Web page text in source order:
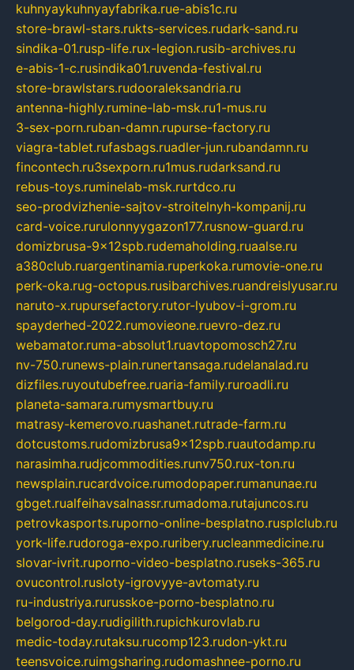
kuhnyaykuhnyayfabrika.rue-abis1c.ru
store-brawl-stars.rukts-services.rudark-sand.ru
sindika-01.rusp-life.rux-legion.rusib-archives.ru
e-abis-1-c.rusindika01.ruvenda-festival.ru
store-brawlstars.rudooraleksandria.ru
antenna-highly.rumine-lab-msk.ru1-mus.ru
3-sex-porn.ruban-damn.rupurse-factory.ru
viagra-tablet.rufasbags.ruadler-jun.rubandamn.ru
fincontech.ru3sexporn.ru1mus.rudarksand.ru
rebus-toys.ruminelab-msk.rurtdco.ru
seo-prodvizhenie-sajtov-stroitelnyh-kompanij.ru
card-voice.rurulonnyygazon177.rusnow-guard.ru
domizbrusa-9x12spb.rudemaholding.ruaalse.ru
a380club.ruargentinamia.ruperkoka.rumovie-one.ru
perk-oka.rug-octopus.rusibarchives.ruandreislyusar.ru
naruto-x.rupursefactory.rutor-lyubov-i-grom.ru
spayderhed-2022.rumovieone.ruevro-dez.ru
webamator.ruma-absolut1.ruavtopomosch27.ru
nv-750.runews-plain.runertansaga.rudelanalad.ru
dizfiles.ruyoutubefree.ruaria-family.ruroadli.ru
planeta-samara.rumysmartbuy.ru
matrasy-kemerovo.ruashanet.rutrade-farm.ru
dotcustoms.rudomizbrusa9x12spb.ruautodamp.ru
narasimha.rudjcommodities.runv750.rux-ton.ru
newsplain.rucardvoice.rumodopaper.rumanunae.ru
gbget.rualfeihavsalnassr.rumadoma.rutajuncos.ru
petrovkasports.ruporno-online-besplatno.rusplclub.ru
york-life.rudoroga-expo.ruribery.rucleanmedicine.ru
slovar-ivrit.ruporno-video-besplatno.ruseks-365.ru
ovucontrol.rusloty-igrovyye-avtomaty.ru
ru-industriya.rurusskoe-porno-besplatno.ru
belgorod-day.rudigilith.rupichkurovlab.ru
medic-today.rutaksu.rucomp123.rudon-ykt.ru
teensvoice.ruimgsharing.rudomashnee-porno.ru